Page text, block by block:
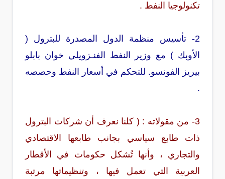
تكنولوجيا النفط .
2- تأسيس منظمة الدول المصدرة للبترول (
الأوبك ) مع وزير النفط الفنـزويلي خوان بابلو
بيريز الفونسو. للتحكم في أسعار النفط وحصصه
.
3- من مقولاته : ( كلنا نعرف أن شركات البترول
ذات طابع سياسي بجانب طابعها الاقتصادي
والتجاري ، وأنها تُشكل حكومات في الأقطار
العربية التي تعمل فيها ، وتنظيماتها مرتبة